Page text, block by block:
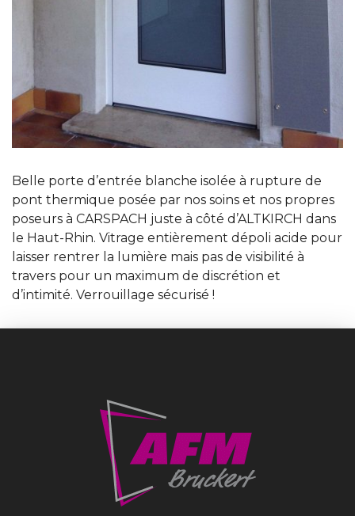
Belle porte d’entrée blanche isolée à rupture de
pont thermique posée par nos soins et nos propres
poseurs à CARSPACH juste à côté d’ALTKIRCH dans
le Haut-Rhin. Vitrage entièrement dépoli acide pour
laisser rentrer la lumière mais pas de visibilité à
travers pour un maximum de discrétion et
d’intimité. Verrouillage sécurisé !